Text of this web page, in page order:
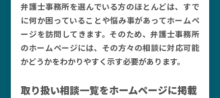
弁護士事務所を選んでいる方のほとんどは、すで
に何か困っていることや悩み事があってホームペ
ージを訪問してきます。そのため、弁護士事務所
のホームページには、その方々の相談に対応可能
かどうかをわかりやすく示す必要があります。
取り扱い相談一覧をホームページに掲載